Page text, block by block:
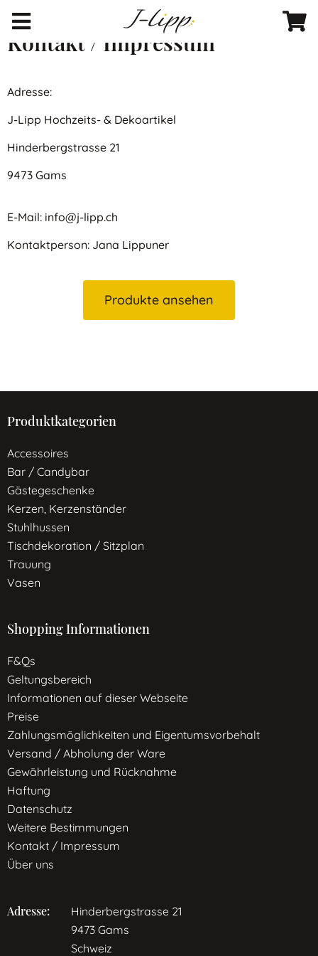
Über uns
Produkte
Warenkorb
Kontakt / Impressum
Adresse:
J-Lipp Hochzeits- & Dekoartikel
Hinderbergstrasse 21
9473 Gams
E-Mail: info@j-lipp.ch
Kontaktperson: Jana Lippuner
Produkte ansehen
Produktkategorien
Accessoires
Bar / Candybar
Gästegeschenke
Kerzen, Kerzenständer
Stuhlhussen
Tischdekoration / Sitzplan
Trauung
Vasen
Shopping Informationen
F&Qs
Geltungsbereich
Informationen auf dieser Webseite
Preise
Zahlungsmöglichkeiten und Eigentumsvorbehalt
Versand / Abholung der Ware
Gewährleistung und Rücknahme
Haftung
Datenschutz
Weitere Bestimmungen
Kontakt / Impressum
Über uns
Adresse:
Hinderbergstrasse 21
9473 Gams
Schweiz